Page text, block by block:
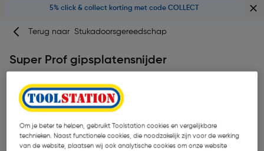
5% click & collect korting met code COLLECT
Terug naar Stukadoorsgereedschap
Super Prof gipsplatensnijder
Om je beter te helpen, gebruikt Toolstation cookies en vergelijkbare
technieken. Naast functionele cookies, die noodzakelijk zijn voor de werking
van de website, plaatsen wij ook analytische cookies om onze website